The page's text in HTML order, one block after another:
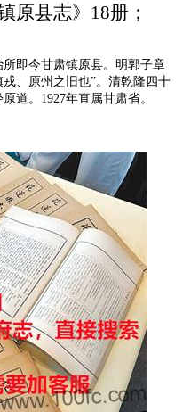
原县志》18册；
即今甘肃镇原县。明郭子章
戎、原州之旧也”。清乾隆四十
道。1927年直属甘肃省。